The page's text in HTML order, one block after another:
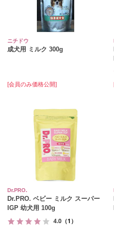
ニチドウ
成犬用 ミルク 300g
[会員のみ価格公開]
Dr.PRO.
Dr.PRO. ベビー ミルク スーパー
IGP 幼犬用 100g
4.0 （1）